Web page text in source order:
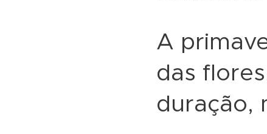
A
das
duração,